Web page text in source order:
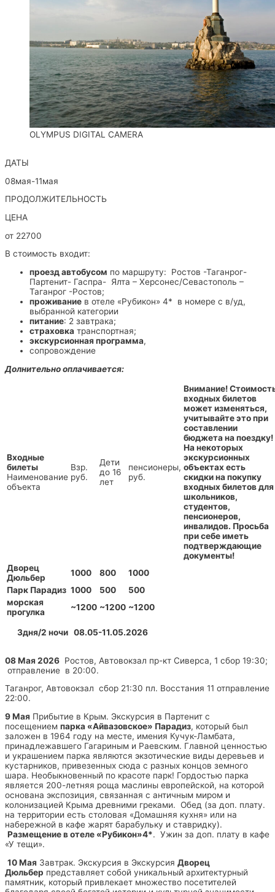
OLYMPUS DIGITAL CAMERA
ДАТЫ
08мая-11мая
ПРОДОЛЖИТЕЛЬНОСТЬ
ЦЕНА
от 22700
В стоимость входит:
проезд автобусом по маршруту: Ростов -Таганрог-
Партенит- Гаспра- Ялта – Херсонес/Севастополь –
Таганрог -Ростов;
проживание в отеле «Рубикон» 4* в номере с в/уд,
выбранной категории
питание: 2 завтрака;
страховка
экскурсионная программа,
сопровождение
Долнительно оплачивается:
Входные
билеты
Наименование
объекта
Взр.
руб.
Дети
до 16
лет
пенсионеры,
руб.
Внимание!
входных билетов
может изменяться,
учитывайте это при
составлении
бюджета на поездку!
На некоторых
экскурсионных
объектах есть
скидки на покупку
входных билетов для
школьников,
студентов,
пенсионеров,
инвалидов. Просьба
при себе иметь
подтверждающие
документы!
Дворец
Дюльбер
1000 800
1000
Парк Парадиз 1000 500
500
морская
прогулка
~1200 ~1200 ~1200
3дня/2 ночи 08.05-11.05.2026
08 Мая 2026 Ростов, Автовокзал пр-кт Сиверса, 1 сбор 19:30;
отправление в 20:00.
Таганрог, Автовокзал сбор 21:30 пл. Восстания 11 отправление
22:00.
9 Мая Прибытие в Крым. Экскурсия в Партенит с
посещением парка «Айвазовское» Парадиз, который был
заложен в 1964 году на месте, имения Кучук-Ламбата,
принадлежавшего Гагариным и Раевским. Главной ценностью
и украшением парка являются экзотические виды деревьев и
кустарников, привезенных сюда с разных концов земного
шара. Необыкновенный по красоте парк! Гордостью парка
является 200-летняя роща маслины европейской, на которой
основана экспозиция, связанная с античным миром и
колонизацией Крыма древними греками. Обед (за доп. плату.
на территории есть столовая «Домашняя кухня» или на
набережной в кафе жарят барабульку и ставридку).
Размещение в отеле «Рубикон»4*. Ужин за доп. плату в кафе
«У тещи».
10 Мая Завтрак. Экскурсия в Экскурсия Дворец
Дюльбер представляет собой уникальный архитектурный
памятник, который привлекает множество посетителей